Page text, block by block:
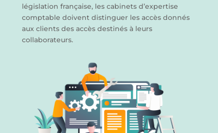
législation française, les cabinets d’expertise
comptable doivent distinguer les accès donnés
aux clients des accès destinés à leurs
collaborateurs.